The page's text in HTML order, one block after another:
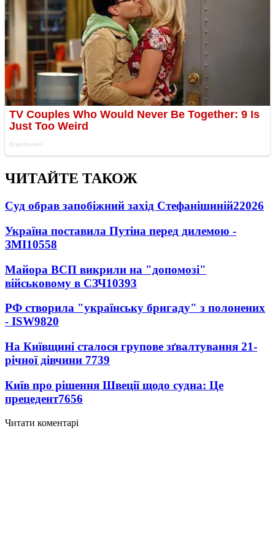
ЧИТАЙТЕ ТАКОЖ
Суд обрав запобіжний захід Стефанішиній22026
Україна поставила Путіна перед дилемою -
ЗМІ10558
Майора ВСП викрили на "допомозі"
військовому в СЗЧ10393
РФ створила "українську бригаду" з полонених
- ISW9820
На Київщині сталося групове зґвалтування 21-
річної дівчини 7739
Київ про рішення Швеції щодо судна: Це
прецедент7656
Читати коментарі